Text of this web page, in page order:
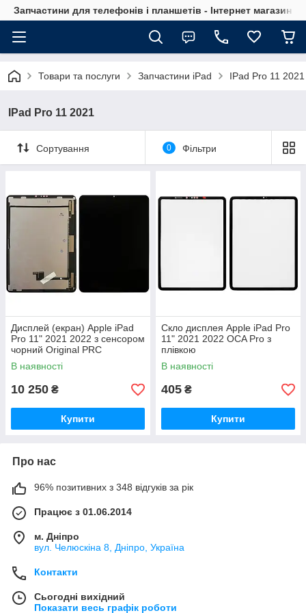
Запчастини для телефонів і планшетів - Інтернет магазин
Товари та послуги Запчастини iPad IPad Pro 11 2021
IPad Pro 11 2021
Сортування 0 Фільтри
Дисплей (екран) Apple iPad
Pro 11" 2021 2022 з сенсором
чорний Original PRC
В наявності
10 250 ₴
Купити
Скло дисплея Apple iPad Pro
11" 2021 2022 OCA Pro з
плівкою
В наявності
405 ₴
Купити
Про нас
96% позитивних з 348 відгуків за рік
Працює з 01.06.2014
м. Дніпро
вул. Челюскіна 8, Дніпро, Україна
Контакти
Сьогодні вихідний
Показати весь графік роботи